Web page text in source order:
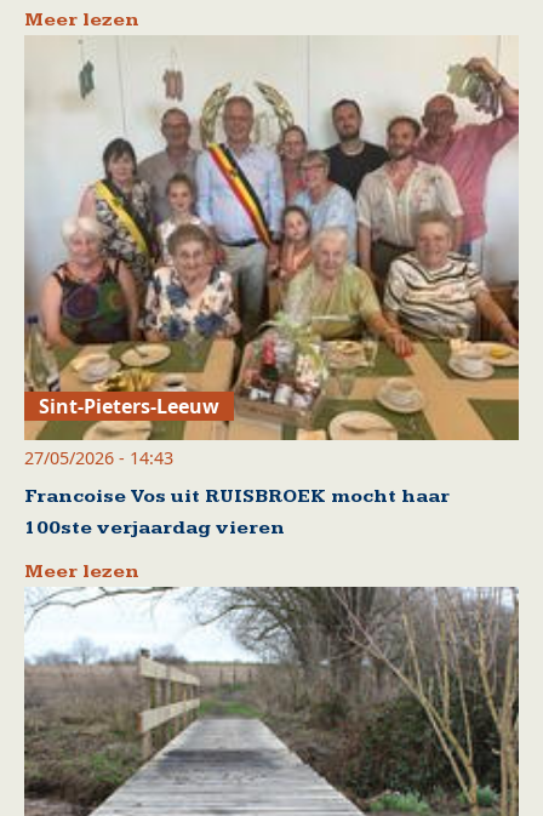
Meer lezen
Sint-Pieters-Leeuw
27/05/2026 - 14:43
Francoise Vos uit RUISBROEK mocht haar
100ste verjaardag vieren
Meer lezen